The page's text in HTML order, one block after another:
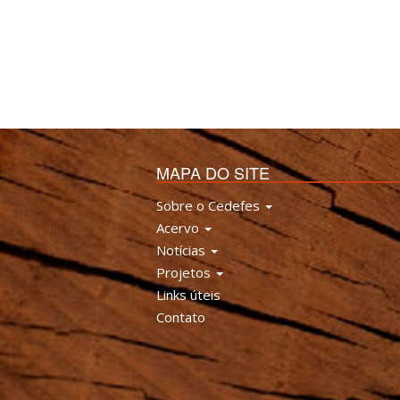
MAPA DO SITE
Sobre o Cedefes
Acervo
Notícias
Projetos
Links úteis
Contato